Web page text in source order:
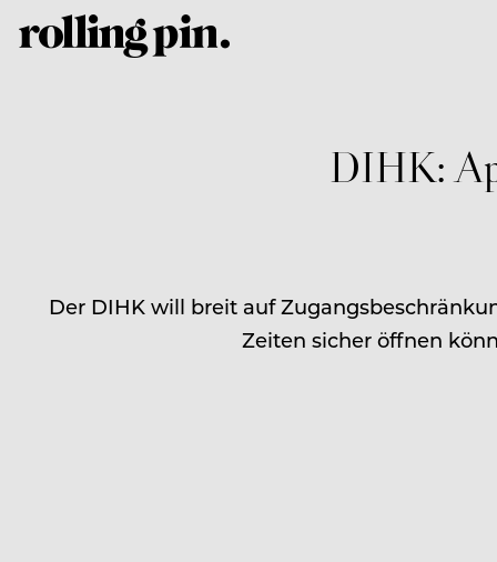
DIHK:
Der DIHK will breit auf
Zeiten sicher öffnen